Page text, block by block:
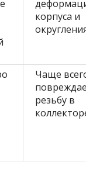
корпуса и
Чаще
резьбу в